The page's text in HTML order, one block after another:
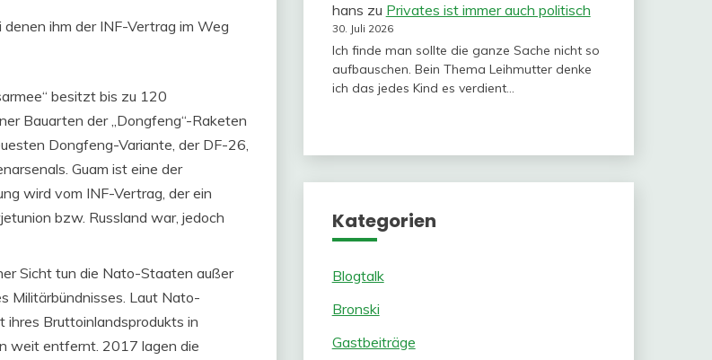
ihm der INF-Vertrag im Weg
besitzt bis zu 120
Bauarten der „Dongfeng“-Raketen
Dongfeng-Variante, der DF-26,
Guam ist eine der
wird vom INF-Vertrag, der ein
bzw. Russland war, jedoch
Sicht tun die Nato-Staaten außer
Militärbündnisses. Laut Nato-
Bruttoinlandsprodukts in
weit entfernt. 2017 lagen die
hans zu Privates ist immer auch politisch
30. Juli 2026
Ich finde man sollte die ganze Sache nicht so
aufbauschen. Bein Thema Leihmutter denke
ich das jedes Kind es verdient…
Kategorien
Blogtalk
Bronski
Gastbeiträge